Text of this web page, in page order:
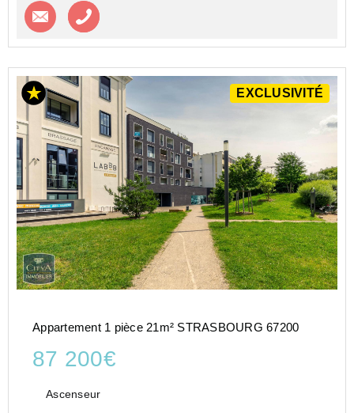
Contacter l'agence
EXCLUSIVITÉ
Appartement 1 pièce 21m² STRASBOURG 67200
87 200€
Ascenseur